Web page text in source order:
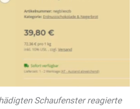
Schaufenster reagierte